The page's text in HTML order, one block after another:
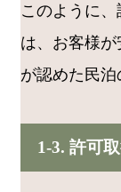
このように
は、お客様
が認めた民泊
1-3. 許可